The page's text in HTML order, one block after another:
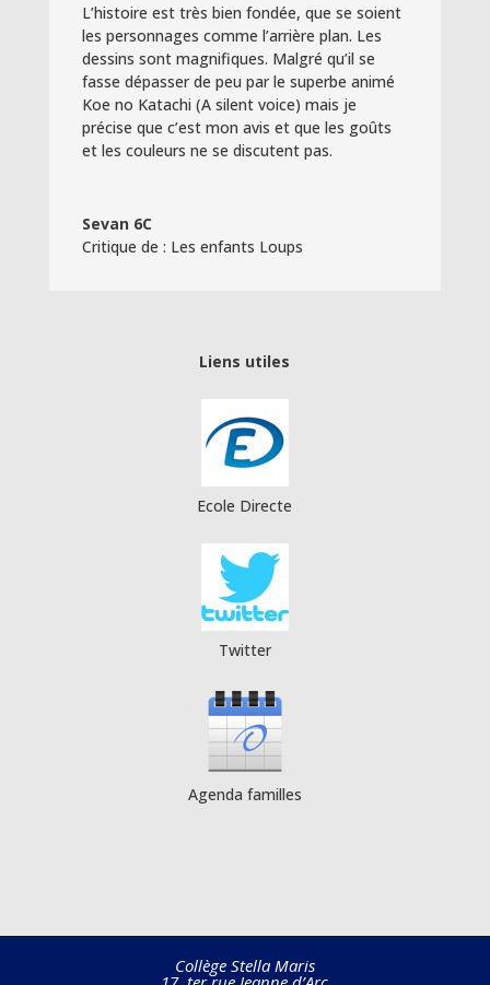
L’histoire est très bien fondée, que se soient
les personnages comme l’arrière plan. Les
dessins sont magnifiques. Malgré qu’il se
fasse dépasser de peu par le superbe animé
Koe no Katachi (A silent voice) mais je
précise que c’est mon avis et que les goûts
et les couleurs ne se discutent pas.
Sevan 6C
Critique de : Les enfants Loups
Liens utiles
Ecole Directe
Twitter
Agenda familles
Collège Stella Maris